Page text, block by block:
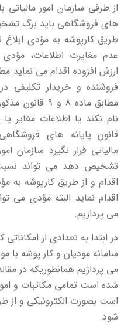
از طرفی سازمان امور مالیاتی
های فروشگاهی باید برگ
طریق كارپوشه به مؤدی
عدم مغایرت اطلاعات،
مطابق ماده 8 و
نام نکند یا اطلاعات مغایر
قانون پایانه های
مالیاتی قرار نگیرد سازمان
تشخیص دهد می تواند
اقدام و از طریق كارپوشه به
اقدام نماید البته مؤدی می
می پردازیم.
در ابتدا به تعدادی از امکاناتی
سامانه مودیان و کار پوشه با
می پردازیم همانطوریکه در
شده است تمامی مکاتبات و
است بصورت الکترونیکی و از
شود.